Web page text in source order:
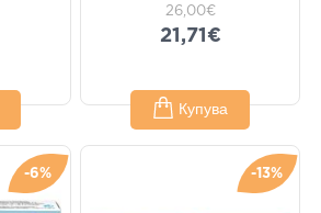
26,00€
21,71€
Купува
-6% -13%